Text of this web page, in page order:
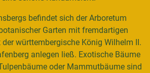
befindet sich der Arboretum
Garten mit fremdartigen
der württembergische König Wilhelm II.
anlegen ließ. Exotische Bäume
oder Mammutbäume sind